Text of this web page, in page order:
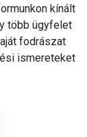
kínált
több ügyfelet
fodrászat
ismereteket